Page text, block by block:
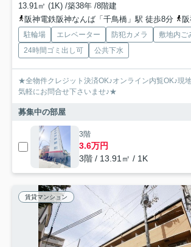
13.91㎡ (1K) /築38年 /8階建
阪神電鉄阪神なんば「千鳥橋」駅 徒歩8分
阪神
駐輪場 エレベーター 防犯カメラ
敷地内ご
24時間ゴミ出し可
公共下水
★全物件クレジット決済OK♪オンライン内覧OK♪現
気軽にお問合せ下さいませ♪★
募集中の部屋
3階
3.6万円
3階 / 13.91㎡ / 1K
賃貸マンション